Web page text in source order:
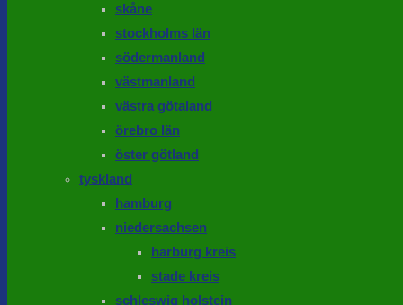
skåne
stockholms län
södermanland
västmanland
västra götaland
örebro län
öster götland
tyskland
hamburg
niedersachsen
harburg kreis
stade kreis
schleswig holstein